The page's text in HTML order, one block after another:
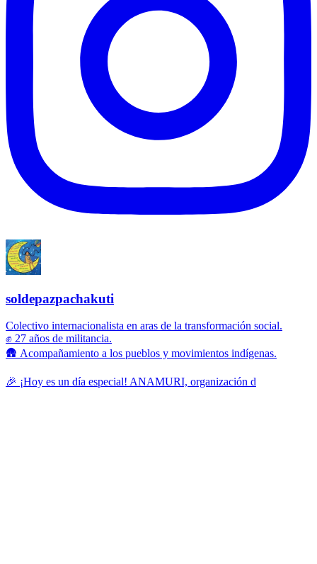
soldepazpachakuti
Colectivo internacionalista en aras de la transformación social.
✊ 27 años de militancia.
🛖 Acompañamiento a los pueblos y movimientos indígenas.
🎉 ¡Hoy es un día especial! ANAMURI, organización d